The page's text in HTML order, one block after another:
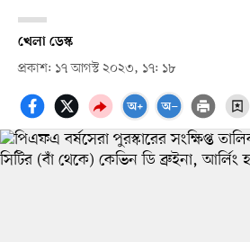
খেলা ডেস্ক
প্রকাশ: ১৭ আগস্ট ২০২৩, ১৭: ১৮